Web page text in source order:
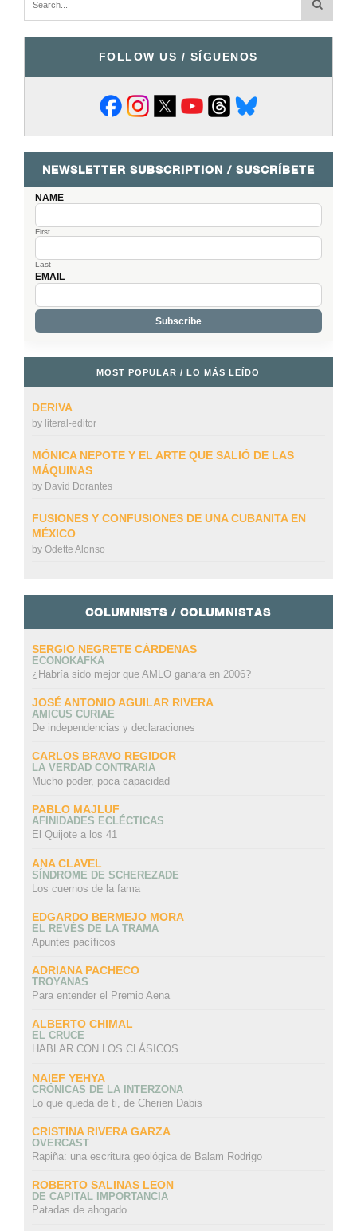
FOLLOW US / SÍGUENOS
NEWSLETTER SUBSCRIPTION / SUSCRÍBETE
NAME
First
Last
EMAIL
MOST POPULAR / LO MÁS LEÍDO
DERIVA
by literal-editor
MÓNICA NEPOTE Y EL ARTE QUE SALIÓ DE LAS
MÁQUINAS
by David Dorantes
FUSIONES Y CONFUSIONES DE UNA CUBANITA EN
MÉXICO
by Odette Alonso
COLUMNISTS / COLUMNISTAS
SERGIO NEGRETE CÁRDENAS
ECONOKAFKA
¿Habría sido mejor que AMLO ganara en 2006?
JOSÉ ANTONIO AGUILAR RIVERA
AMICUS CURIAE
De independencias y declaraciones
CARLOS BRAVO REGIDOR
LA VERDAD CONTRARIA
Mucho poder, poca capacidad
PABLO MAJLUF
AFINIDADES ECLÉCTICAS
El Quijote a los 41
ANA CLAVEL
SÍNDROME DE SCHEREZADE
Los cuernos de la fama
EDGARDO BERMEJO MORA
EL REVÉS DE LA TRAMA
Apuntes pacíficos
ADRIANA PACHECO
TROYANAS
Para entender el Premio Aena
ALBERTO CHIMAL
EL CRUCE
HABLAR CON LOS CLÁSICOS
NAIEF YEHYA
CRÓNICAS DE LA INTERZONA
Lo que queda de ti, de Cherien Dabis
CRISTINA RIVERA GARZA
OVERCAST
Rapiña: una escritura geológica de Balam Rodrigo
ROBERTO SALINAS LEON
DE CAPITAL IMPORTANCIA
Patadas de ahogado